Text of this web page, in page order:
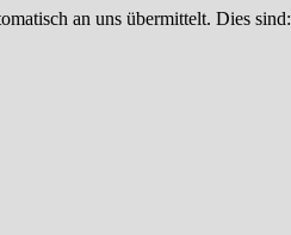
an uns übermittelt. Dies sind: